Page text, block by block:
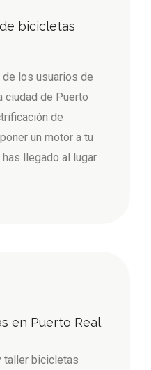
bicicletas
los usuarios de
ciudad de Puerto
de
un motor a tu
llegado al lugar
en Puerto Real
taller bicicletas